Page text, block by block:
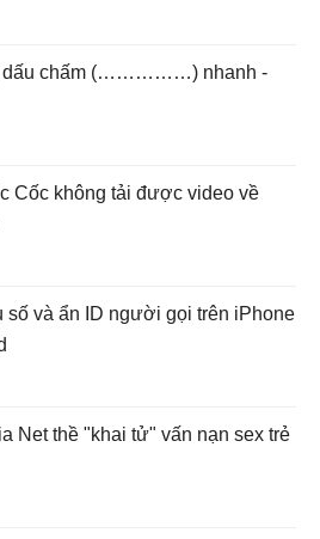
dấu chấm (……………) nhanh -
Cốc không tải được video về
số và ẩn ID người gọi trên iPhone
Net thề "khai tử" vấn nạn sex trẻ